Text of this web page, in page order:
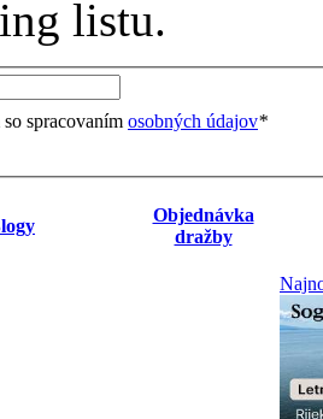
listu.
so spracovaním osobných údajov*
Objednávka
dražby